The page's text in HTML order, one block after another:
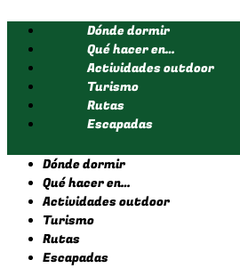
contenido
Dónde dormir
Qué hacer en…
Actividades outdoor
Turismo
Rutas
Escapadas
Dónde dormir
Qué hacer en…
Actividades outdoor
Turismo
Rutas
Escapadas